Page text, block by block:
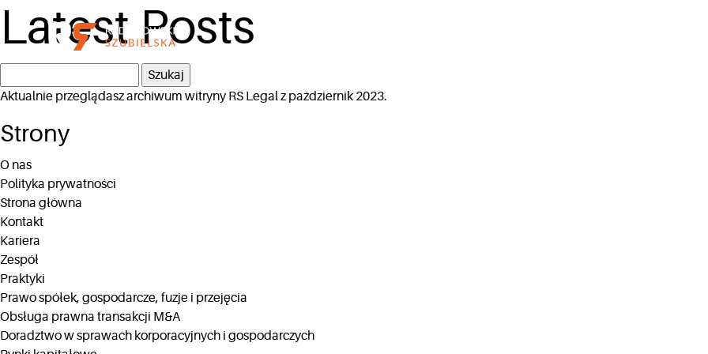
Latest Posts
Aktualnie przeglądasz archiwum witryny RS Legalz październik 2023.
Strony
O nas
Polityka prywatności
Strona główna
Kontakt
Kariera
Zespół
Praktyki
Prawo spółek, gospodarcze, fuzje i przejęcia
Obsługa prawna transakcji M&A
Doradztwo w sprawach korporacyjnych i gospodarczych